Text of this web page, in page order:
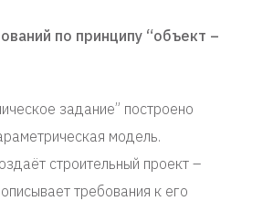
по принципу “объект –
задание” построено
модель.
строительный проект –
требования к его